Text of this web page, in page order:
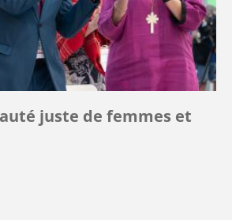
juste de femmes et